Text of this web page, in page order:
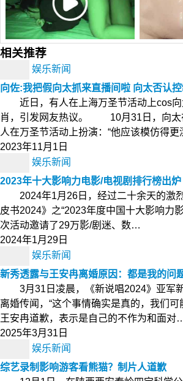
相关推荐
娱乐新闻
向佐:我把假向太抓来直播间啦 向太否认
近日，有人在上海万圣节活动上cos向
肖，引发网友热议。 10月31日，向太
人在万圣节活动上扮演：“他应该模仿得
2023年11月1日
娱乐新闻
2023年十大影响力电影/电视剧排行榜出炉
2024年1月26日，经过二十余天的激
皮书2024》之“2023年度中国十大影响力
次活动邀请了29万影/剧迷、数…
2024年1月29日
娱乐新闻
新秀透露与王安冉离婚原因：都是我的问
3月31日凌晨，《新说唱2024》亚军
离婚传闻，“这个事情确实是真的，我们可
王安冉道歉，表示是自己的不作为和面对
2025年3月31日
娱乐新闻
综艺录制影响游客看熊猫？制片人道歉